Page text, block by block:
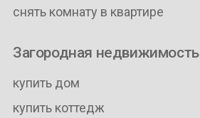
снять комнату в квартире
Загородная недвижимость
купить дом
купить коттедж